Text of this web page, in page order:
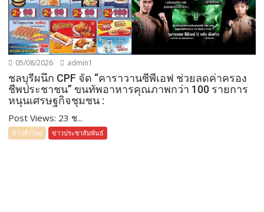
05/08/2026 admin1
ชลบุรีผนึก CPF จัด “คาราวานซีพีเอฟ ช่วยลดค่าครอง
ชีพประชาชน” ขนทัพอาหารคุณภาพกว่า 100 รายการ
หนุนเศรษฐกิจชุมชน :
Post Views: 23 ช...
ข่าวทั่วไทย ข่าวประชาสัมพันธ์